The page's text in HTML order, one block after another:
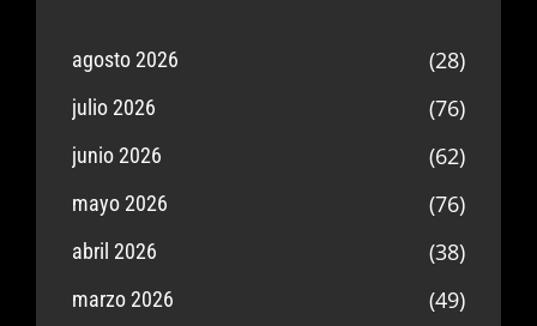
agosto 2026 (28)
julio 2026 (76)
junio 2026 (62)
mayo 2026 (76)
abril 2026 (38)
marzo 2026 (49)